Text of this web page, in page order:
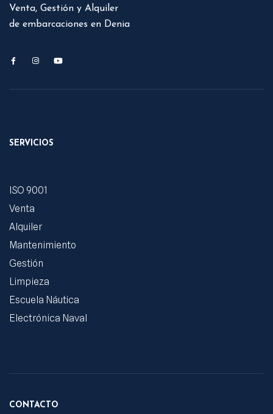
Venta, Gestión y Alquiler
de embarcaciones en Denia
SERVICIOS
ISO 9001
Venta
Alquiler
Mantenimiento
Gestión
Limpieza
Escuela Náutica
Electrónica Naval
CONTACTO